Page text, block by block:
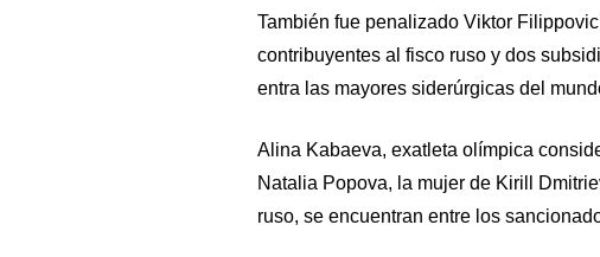
También fue penalizado Viktor
contribuyentes al fisco ruso y dos
entra las mayores siderúrgicas del
Alina Kabaeva, exatleta olímpica
Natalia Popova, la mujer de Kirill
ruso, se encuentran entre los